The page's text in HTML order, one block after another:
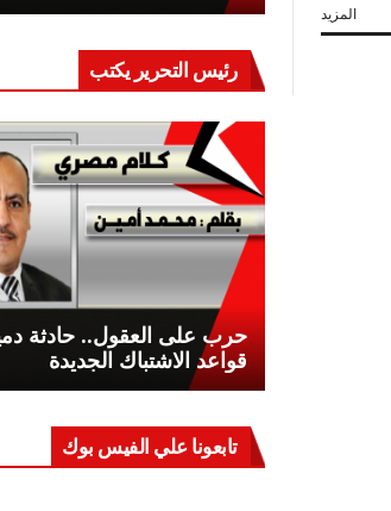
المزيد
رئيس التحرير يكتب
حرب على العقول.. حادثة
قواعد الاشتباك الجديدة
تابعونا علي الفيس بوك